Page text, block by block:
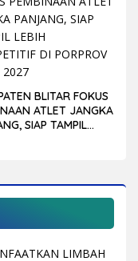
BLITAR FOKUS
ATLET JANGKA
SIAP TAMPIL